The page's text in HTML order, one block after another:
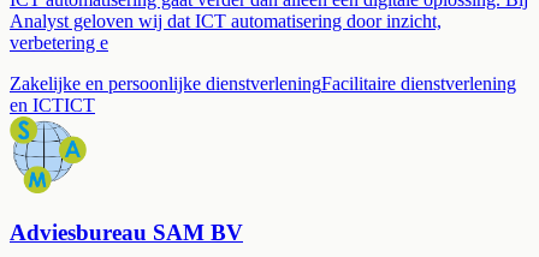
Analyst geloven wij dat ICT automatisering door inzicht,
verbetering e
Zakelijke en persoonlijke dienstverleningFacilitaire dienstverlening
en ICTICT
Adviesbureau SAM BV